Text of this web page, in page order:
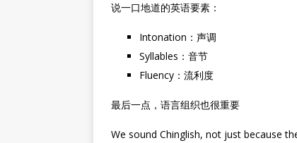
说一口地道的英语要素：
Intonation：声调
Syllables：音节
Fluency：流利度
最后一点，语言组织也很重要
We sound Chinglish, not just because